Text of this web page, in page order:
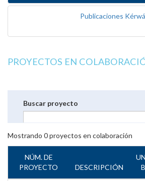
Publicaciones Kérwá
PROYECTOS EN
Buscar proyecto
Mostrando 0proyectos en colaboración
NÚM. DE
PROYECTO
DESCRIPCIÓN